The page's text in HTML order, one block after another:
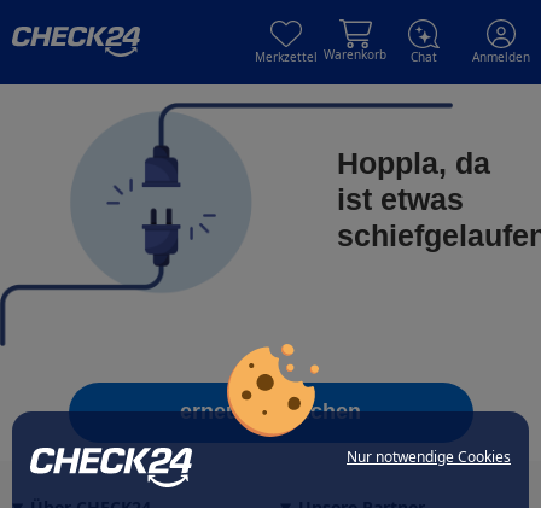
Nur notwendige Cookies
Merkzettel Warenkorb Chat Anmelden
Hoppla, da
ist etwas
erneut versuchen